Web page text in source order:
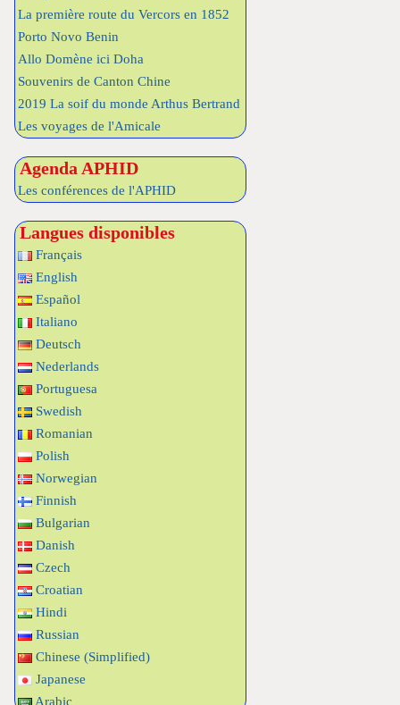
La première route du Vercors en 1852
Porto Novo Benin
Allo Domène ici Doha
Souvenirs de Canton Chine
2019 La soif du monde Arthus Bertrand
Les voyages de l'Amicale
Agenda APHID
Les conférences de l'APHID
Langues disponibles
Français
English
Español
Italiano
Deutsch
Nederlands
Portuguesa
Swedish
Romanian
Polish
Norwegian
Finnish
Bulgarian
Danish
Czech
Croatian
Hindi
Russian
Chinese (Simplified)
Japanese
Arabic